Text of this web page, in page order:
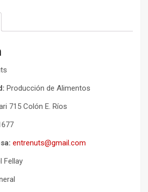
Producción de Alimentos
715 Colón E. Ríos
entrenuts@gmail.com
Fellay